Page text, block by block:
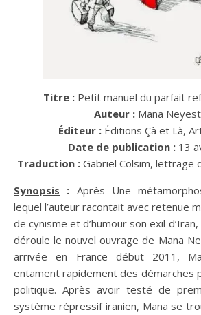
Titre : Petit manuel du parfait
Auteur : Mana
Éditeur : Éditions Çà et Là,
Date de publication : 13
Traduction : Gabriel Colsim, lettrage
Synopsis : Après Une
lequel l’auteur racontait avec retenue
de cynisme et d’humour son exil
déroule le nouvel ouvrage de Mana
arrivée en France début 2011,
entament rapidement des démarches
politique. Après avoir testé de
système répressif iranien, Mana se